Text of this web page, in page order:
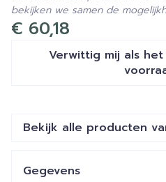
€ 60,18
Verwittig mij als
bekijken we samen de
Bekijk alle producten
Gegevens